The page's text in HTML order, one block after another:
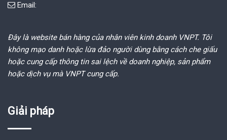
Email:
Đây là website bán hàng của nhân viên kinh doanh VNPT. Tôi
không mạo danh hoặc lừa đảo người dùng bằng cách che giấu
hoặc cung cấp thông tin sai lệch về doanh nghiệp, sản phẩm
hoặc dịch vụ mà VNPT cung cấp.
Giải pháp